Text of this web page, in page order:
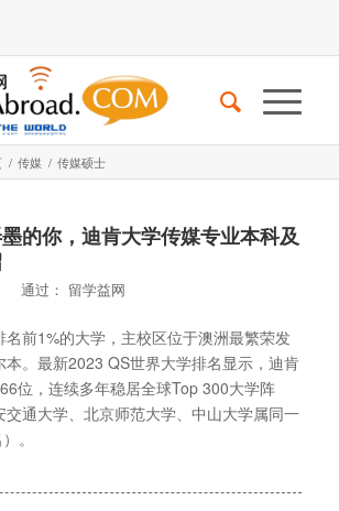
/ 传媒 / 传媒硕士
的你，迪肯大学传媒专业本科及
通过： 留学益网
名前1%的大学，主校区位于澳洲最繁荣发
本。最新2023 QS世界大学排名显示，迪肯
位，连续多年稳居全球Top 300大学阵
交通大学、北京师范大学、中山大学属同一
。